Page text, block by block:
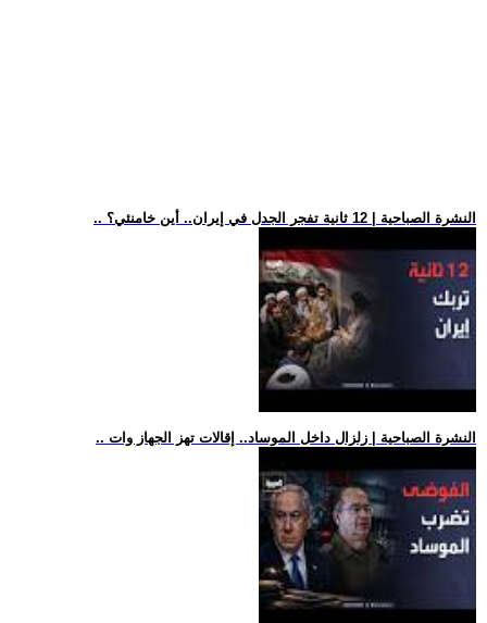
.. النشرة الصباحية | 12 ثانية تفجر الجدل في إيران.. أين خامنئي؟
.. النشرة الصباحية | زلزال داخل الموساد.. إقالات تهز الجهاز وات